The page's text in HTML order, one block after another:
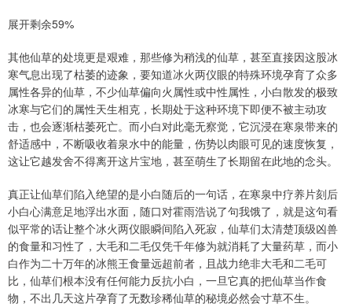
展开剩余59%
其他仙草的处境更是艰难，那些修为稍浅的仙草，甚至直接因这股冰
寒气息出现了枯萎的迹象，要知道冰火两仪眼的特殊环境孕育了众多
属性各异的仙草，不少仙草偏向火属性或中性属性，小白散发的极致
冰寒与它们的属性天生相克，长期处于这种环境下即便不被主动攻
击，也会逐渐枯萎死亡。而小白对此毫无察觉，它沉浸在寒泉带来的
舒适感中，不断吸收着泉水中的能量，伤势以肉眼可见的速度恢复，
这让它越发舍不得离开这片宝地，甚至萌生了长期留在此地的念头。
真正让仙草们陷入绝望的是小白随后的一句话，在寒泉中疗养片刻后
小白心满意足地浮出水面，随口对霍雨浩说了句我饿了，就是这句看
似平常的话让整个冰火两仪眼瞬间陷入死寂，仙草们太清楚顶级凶兽
的食量和习性了，大毛和二毛仅凭千年修为就消耗了大量药草，而小
白作为二十万年的冰熊王食量远超前者，且战力绝非大毛和二毛可
比，仙草们根本没有任何能力反抗小白，一旦它真的把仙草当作食
物，不出几天这片孕育了无数珍稀仙草的秘境必然会寸草不生。